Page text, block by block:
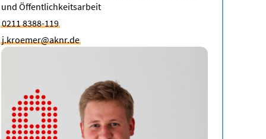
und Öffentlichkeitsarbeit
0211 8388-119
j.kroemer@aknr.de